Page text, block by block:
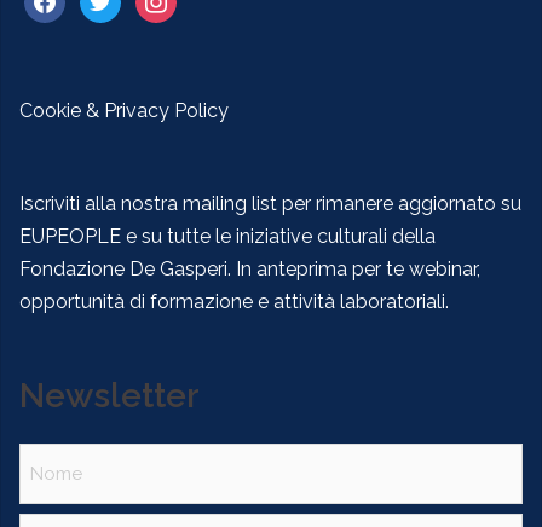
Cookie & Privacy Policy
Iscriviti alla nostra mailing list per rimanere aggiornato su
EUPEOPLE e su tutte le iniziative culturali della
Fondazione De Gasperi. In anteprima per te webinar,
opportunità di formazione e attività laboratoriali.
Newsletter